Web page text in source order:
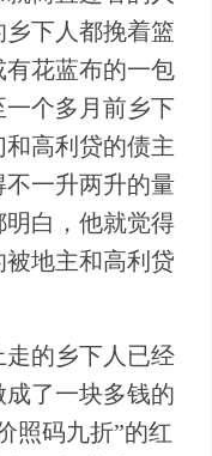
下人都挽着篮
花蓝布的一包
一个多月前乡下
高利贷的债主
一升两升的量
白，他就觉得
地主和高利贷
的乡下人已经
了一块多钱的
照码九折”的红